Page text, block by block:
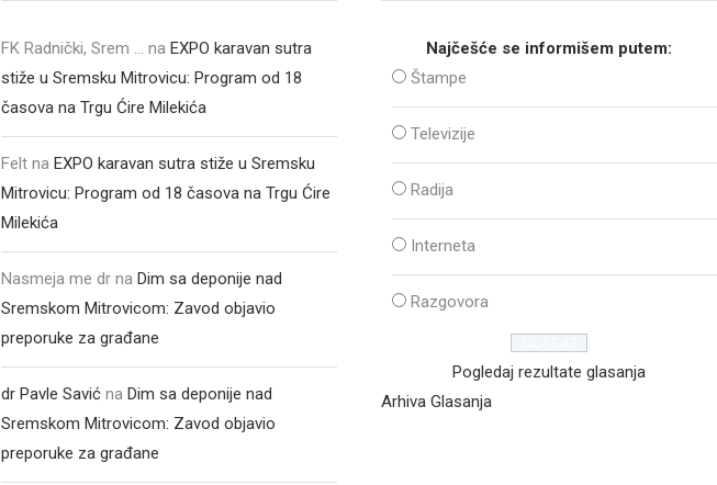
FK Radnički, Srem ... naEXPO karavan sutra
stiže u Sremsku Mitrovicu: Program od 18
časova na Trgu Ćire Milekića
Felt naEXPO karavan sutra stiže u Sremsku
Mitrovicu: Program od 18 časova na Trgu Ćire
Milekića
Nasmeja me dr naDim sa deponije nad
Sremskom Mitrovicom: Zavod objavio
preporuke za građane
dr Pavle Savić naDim sa deponije nad
Sremskom Mitrovicom: Zavod objavio
preporuke za građane
Najčešće se informišem putem:
Štampe
Televizije
Radija
Interneta
Razgovora
Pogledaj rezultate glasanja
Arhiva Glasanja